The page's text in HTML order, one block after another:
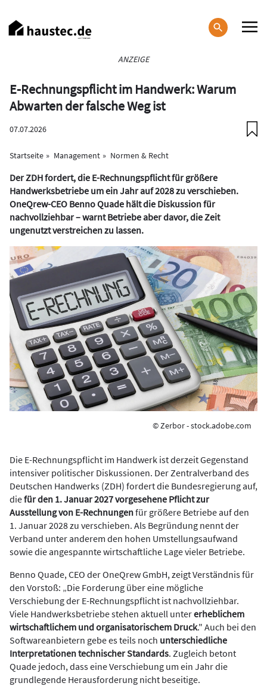
zum
Inhalt
ANZEIGE
E-Rechnungspflicht im Handwerk: Warum
Abwarten der falsche Weg ist
07.07.2026
Startseite Management Normen & Recht
Der ZDH fordert, die E-Rechnungspflicht für größere
Handwerksbetriebe um ein Jahr auf 2028 zu verschieben.
OneQrew-CEO Benno Quade hält die Diskussion für
nachvollziehbar – warnt Betriebe aber davor, die Zeit
ungenutzt verstreichen zu lassen.
© Zerbor - stock.adobe.com
Die E-Rechnungspflicht im Handwerk ist derzeit Gegenstand
intensiver politischer Diskussionen. Der Zentralverband des
Deutschen Handwerks (ZDH) fordert die Bundesregierung auf,
diefür den 1. Januar 2027 vorgesehene Pflicht zur
Ausstellung von E-Rechnungenfür größere Betriebe auf den
1. Januar 2028 zu verschieben. Als Begründung nennt der
Verband unter anderem den hohen Umstellungsaufwand
sowie die angespannte wirtschaftliche Lage vieler Betriebe.
Benno Quade, CEO der OneQrew GmbH, zeigt Verständnis für
den Vorstoß: „Die Forderung über eine mögliche
Verschiebung der E-Rechnungspflicht ist nachvollziehbar.
Viele Handwerksbetriebe stehen aktuell untererheblichem
wirtschaftlichem und organisatorischem Druck." Auch bei den
Softwareanbietern gebe es teils noch unterschiedliche
Interpretationen technischer Standards. Zugleich betont
Quade jedoch, dass eine Verschiebung um ein Jahr die
grundlegende Herausforderung nicht beseitige.